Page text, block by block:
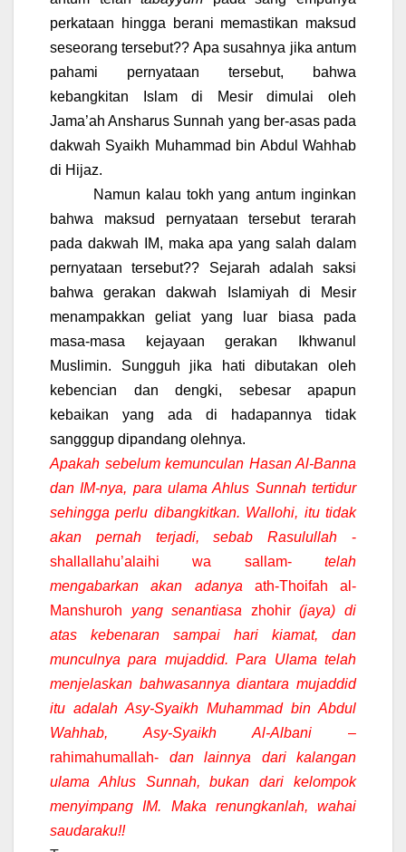
perkataan hingga berani memastikan maksud
seseorang tersebut?? Apa susahnya jika antum
pahami pernyataan tersebut, bahwa
kebangkitan Islam di Mesir dimulai oleh
Jama’ah Ansharus Sunnah yang ber-asas pada
dakwah Syaikh Muhammad bin Abdul Wahhab
di Hijaz.
Namun kalau tokh yang antum inginkan
bahwa maksud pernyataan tersebut terarah
pada dakwah IM, maka apa yang salah dalam
pernyataan tersebut?? Sejarah adalah saksi
bahwa gerakan dakwah Islamiyah di Mesir
menampakkan geliat yang luar biasa pada
masa-masa kejayaan gerakan Ikhwanul
Muslimin. Sungguh jika hati dibutakan oleh
kebencian dan dengki, sebesar apapun
kebaikan yang ada di hadapannya tidak
sangggup dipandang olehnya.
Apakah sebelum kemunculan Hasan Al-Banna
dan IM-nya, para ulama Ahlus Sunnah tertidur
sehinggaperlu dibangkitkan. Wallohi, itu tidak
akan pernah terjadi, sebab Rasulullah -
shallallahu’alaihi wa sallam-telah
mengabarkan akan adanya ath-Thoifah al-
Manshuroh yang senantiasa zhohir(jaya) di
atas kebenaran sampai hari kiamat, dan
munculnya para mujaddid. Para Ulama telah
menjelaskan bahwasannya diantara mujaddid
itu adalah Asy-Syaikh Muhammad bin Abdul
Wahhab, Asy-Syaikh Al-Albani –
rahimahumallah- dan lainnya dari kalangan
ulama Ahlus Sunnah, bukan dari kelompok
menyimpang IM. Maka renungkanlah, wahai
saudaraku!!